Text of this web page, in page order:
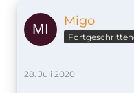
Migo
28. Juli 2020